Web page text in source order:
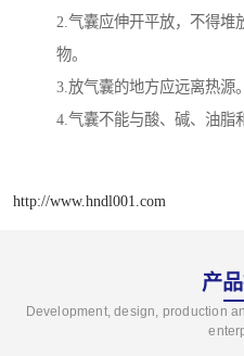
2.气囊应伸开平放，不得堆
物。
3.放气囊的地方应远离热源。
4.气囊不能与酸、碱、油脂
http://www.hndl001.com
产
Development, design, production